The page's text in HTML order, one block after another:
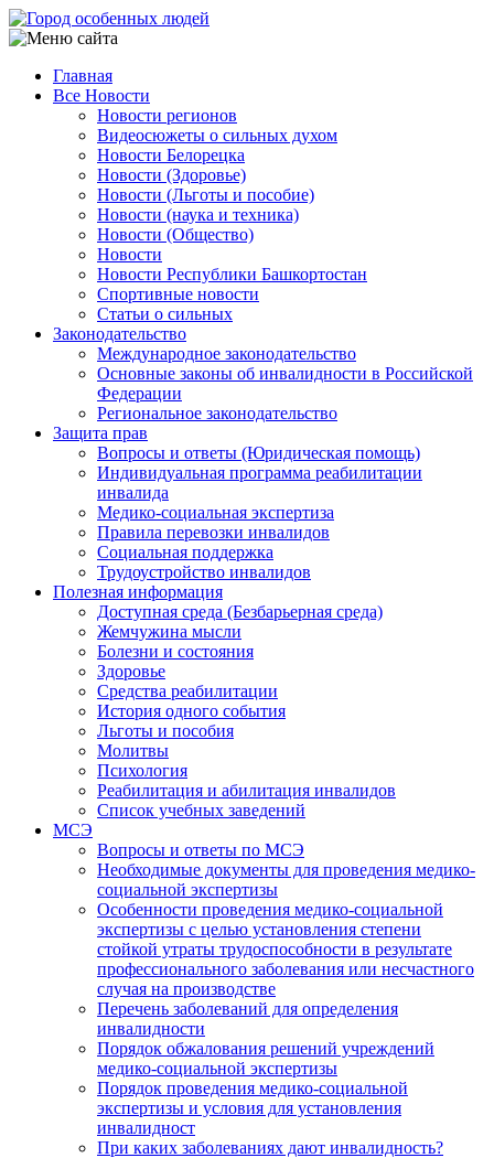
Перейти
к
содержанию
Main
navigation
Главная
Все Новости
Новости регионов
Видеосюжеты о сильных духом
Новости Белорецка
Новости (Здоровье)
Новости (Льготы и пособие)
Новости (наука и техника)
Новости (Общество)
Новости
Новости Республики Башкортостан
Спортивные новости
Статьи о сильных
Законодательство
Международное законодательство
Основные законы об инвалидности в Российской
Федерации
Региональное законодательство
Защита прав
Вопросы и ответы (Юридическая помощь)
Индивидуальная программа реабилитации
инвалида
Медико-социальная экспертиза
Правила перевозки инвалидов
Социальная поддержка
Трудоустройство инвалидов
Полезная информация
Доступная среда (Безбарьерная среда)
Жемчужина мысли
Болезни и состояния
Здоровье
Средства реабилитации
История одного события
Льготы и пособия
Молитвы
Психология
Реабилитация и абилитация инвалидов
Список учебных заведений
МСЭ
Вопросы и ответы по МСЭ
Необходимые документы для проведения медико-
социальной экспертизы
Особенности проведения медико-социальной
экспертизы с целью установления степени
стойкой утраты трудоспособности в результате
профессионального заболевания или несчастного
случая на производстве
Перечень заболеваний для определения
инвалидности
Порядок обжалования решений учреждений
медико-социальной экспертизы
Порядок проведения медико-социальной
экспертизы и условия для установления
инвалидност
При каких заболеваниях дают инвалидность?